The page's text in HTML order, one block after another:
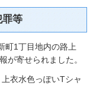
罪等
町1丁目地内の路上
が寄せられました。
衣水色っぽいTシャ